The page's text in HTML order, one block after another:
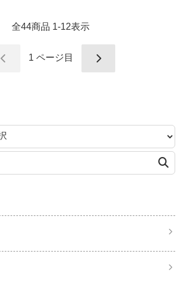
全44商品 1-12表示
1 ページ目